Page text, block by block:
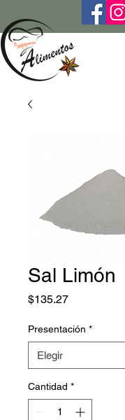
Sal Limón
$135.27Precio
Presentación *
Cantidad *